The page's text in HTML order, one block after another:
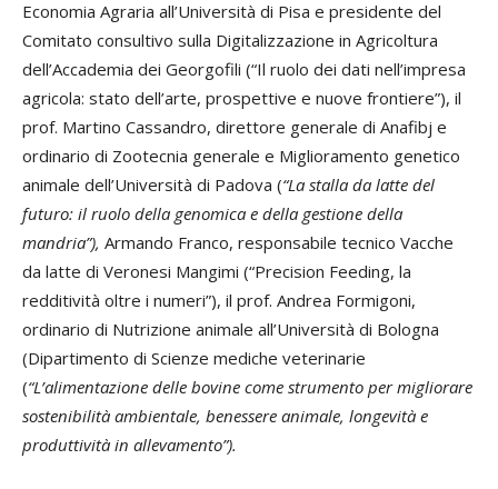
Economia Agraria all’Università di Pisa e presidente del
Comitato consultivo sulla Digitalizzazione in Agricoltura
dell’Accademia dei Georgofili (“Il ruolo dei dati nell’impresa
agricola: stato dell’arte, prospettive e nuove frontiere”), il
prof. Martino Cassandro, direttore generale di Anafibj e
ordinario di Zootecnia generale e Miglioramento genetico
animale dell’Università di Padova (“La stalla da latte del
futuro: il ruolo della genomica e della gestione della
mandria”), Armando Franco, responsabile tecnico Vacche
da latte di Veronesi Mangimi (“Precision Feeding, la
redditività oltre i numeri”), il prof. Andrea Formigoni,
ordinario di Nutrizione animale all’Università di Bologna
(Dipartimento di Scienze mediche veterinarie
(“L’alimentazione delle bovine come strumento per migliorare
sostenibilità ambientale, benessere animale, longevità e
produttività in allevamento”).